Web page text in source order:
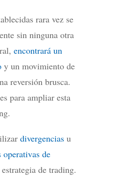
rara vez se
sin ninguna otra
encontrará un
y un movimiento de
reversión brusca.
para ampliar esta
divergencias u
operativas de
de trading.